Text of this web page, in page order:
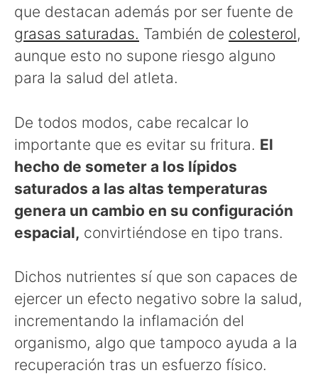
que destacan además por ser fuente de
grasas saturadas. También de colesterol,
aunque esto no supone riesgo alguno
para la salud del atleta.
De todos modos, cabe recalcar lo
importante que es evitar su fritura. El
hecho de someter a los lípidos
saturados a las altas temperaturas
genera un cambio en su configuración
espacial, convirtiéndose en tipo trans.
Dichos nutrientes sí que son capaces de
ejercer un efecto negativo sobre la salud,
incrementando la inflamación del
organismo, algo que tampoco ayuda a la
recuperación tras un esfuerzo físico.